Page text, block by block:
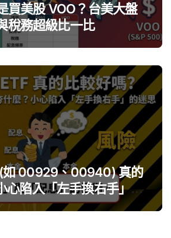
買美股 VOO？台美大盤
稅務超級比一比
(如 00929、00940) 真的
心陷入「左手換右手」迷